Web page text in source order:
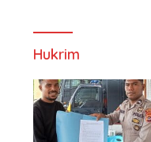
Hukrim